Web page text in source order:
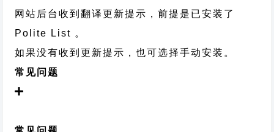
网站后台收到翻译更新提示，前提是已安装了
Polite List 。
如果没有收到更新提示，也可选择手动安装。
常见问题